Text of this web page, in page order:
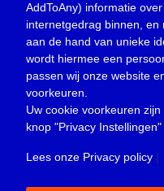
Oproep(734)
Overlijden(39)
Podcast(18)
prijsvraag (5)
Religie (1.438)
Service(226)
AddToAny) informatie
internetgedrag binnen, en
aan de hand van unieke
wordt hiermee een
passen wij onze website
voorkeuren.
Uw cookie voorkeuren
knop "Privacy Instellingen"
Lees onze Privacy policy |